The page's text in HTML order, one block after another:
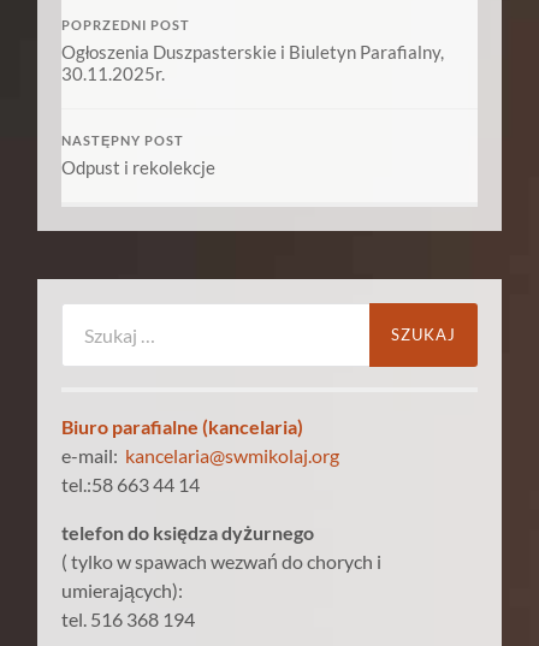
POPRZEDNI POST
Ogłoszenia Duszpasterskie i Biuletyn Parafialny,
30.11.2025r.
NASTĘPNY POST
Odpust i rekolekcje
Biuro parafialne (kancelaria)
e-mail: kancelaria@swmikolaj.org
tel.:58 663 44 14
telefon do księdza dyżurnego
( tylko w spawach wezwań do chorych i
umierających):
tel. 516 368 194